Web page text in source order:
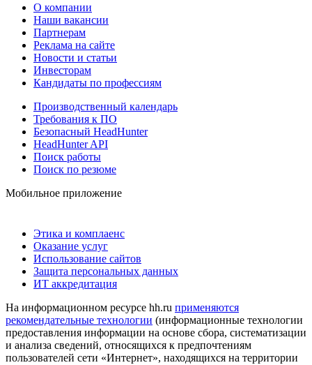
О компании
Наши вакансии
Партнерам
Реклама на сайте
Новости и статьи
Инвесторам
Кандидаты по профессиям
Производственный календарь
Требования к ПО
Безопасный HeadHunter
HeadHunter API
Поиск работы
Поиск по резюме
Мобильное приложение
Этика и комплаенс
Оказание услуг
Использование сайтов
Защита персональных данных
ИТ аккредитация
На информационном ресурсе hh.ru применяются
рекомендательные технологии (информационные технологии
предоставления информации на основе сбора, систематизации
и анализа сведений, относящихся к предпочтениям
пользователей сети «Интернет», находящихся на территории